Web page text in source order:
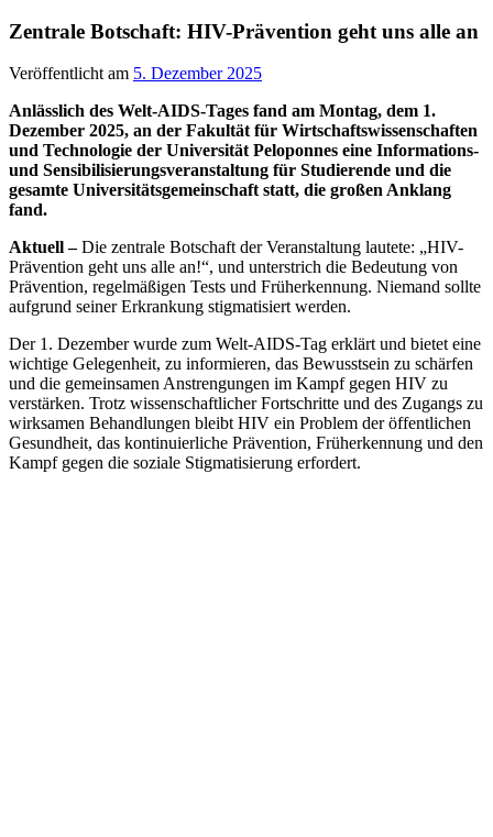
Zentrale Botschaft: HIV-Prävention geht uns alle an
Veröffentlicht am 5. Dezember 2025
Anlässlich des Welt-AIDS-Tages fand am Montag, dem 1.
Dezember 2025, an der Fakultät für Wirtschaftswissenschaften
und Technologie der Universität Peloponnes eine Informations-
und Sensibilisierungsveranstaltung für Studierende und die
gesamte Universitätsgemeinschaft statt, die großen Anklang
fand.
Aktuell –Die zentrale Botschaft der Veranstaltung lautete: „HIV-
Prävention geht uns alle an!“, und unterstrich die Bedeutung von
Prävention, regelmäßigen Tests und Früherkennung. Niemand sollte
aufgrund seiner Erkrankung stigmatisiert werden.
Der 1. Dezember wurde zum Welt-AIDS-Tag erklärt und bietet eine
wichtige Gelegenheit, zu informieren, das Bewusstsein zu schärfen
und die gemeinsamen Anstrengungen im Kampf gegen HIV zu
verstärken. Trotz wissenschaftlicher Fortschritte und des Zugangs zu
wirksamen Behandlungen bleibt HIV ein Problem der öffentlichen
Gesundheit, das kontinuierliche Prävention, Früherkennung und den
Kampf gegen die soziale Stigmatisierung erfordert.